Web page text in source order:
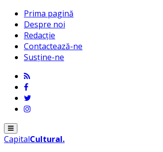
Prima pagină
Despre noi
Redacție
Contactează-ne
Susține-ne
Menu
CapitalCultural.